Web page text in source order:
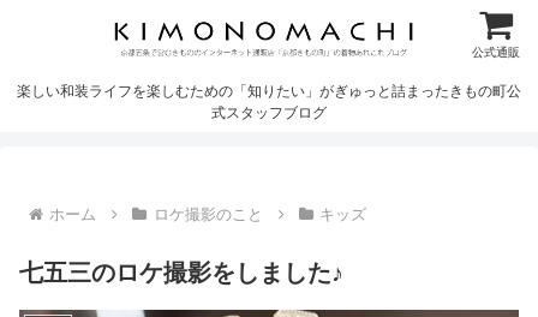
公式通販
楽しい和装ライフを楽しむための「知りたい」がぎゅっと詰まったきもの町公
式スタッフブログ
ホーム ロケ撮影のこと キッズ
七五三のロケ撮影をしました♪